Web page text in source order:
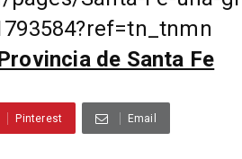
de Santa Fe
Pinterest Email